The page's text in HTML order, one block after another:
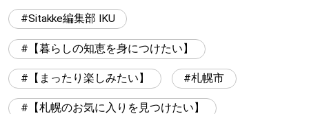
Sitakke編集部 IKU
【暮らしの知恵を身につけたい】
【まったり楽しみたい】 札幌市
【札幌のお気に入りを見つけたい】